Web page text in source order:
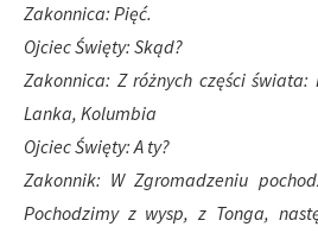
Zakonnica: Pięć.
Ojciec Święty: Skąd?
Zakonnica: Z różnych części świata:
Lanka, Kolumbia
Ojciec Święty: A ty?
Zakonnik: W Zgromadzeniu
Pochodzimy z wysp, z Tonga,